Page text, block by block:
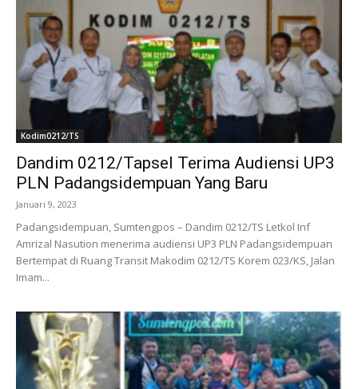
Kodim0212/TS
Dandim 0212/Tapsel Terima Audiensi UP3
PLN Padangsidempuan Yang Baru
Januari 9, 2023
Padangsidempuan, Sumtengpos – Dandim 0212/TS Letkol Inf
Amrizal Nasution menerima audiensi UP3 PLN Padangsidempuan
Bertempat di Ruang Transit Makodim 0212/TS Korem 023/KS, Jalan
Imam...